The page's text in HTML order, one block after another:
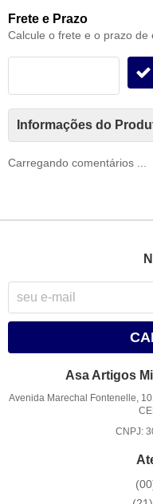
Frete e Prazo
Calcule o frete e o prazo
Informações do
Carregando comentários ...
Asa Artigos
Avenida Marechal Fontenelle,
CNPJ: